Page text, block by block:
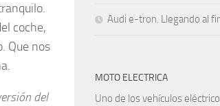
coche,
Que nos
del
Audi e-tron. Llegando al
MOTO ELECTRICA
Uno de los vehículos